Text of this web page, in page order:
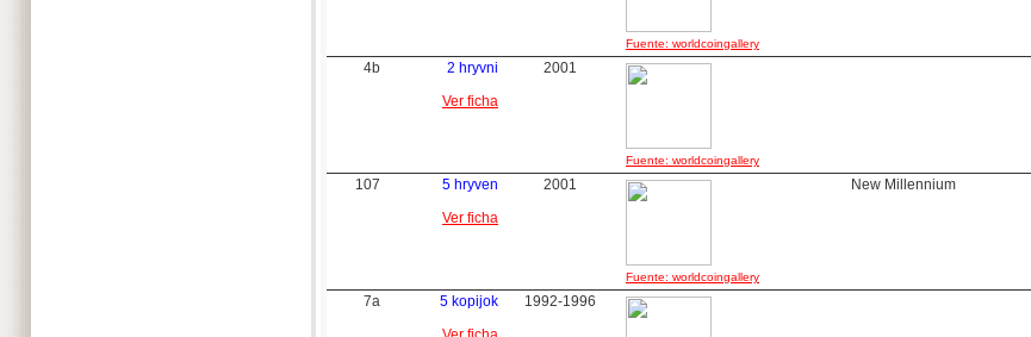
Fuente: worldcoingallery
4b
2 hryvni
Ver ficha
2001
Fuente: worldcoingallery
107
5 hryven
Ver ficha
2001
Fuente: worldcoingallery
New Millennium
7a
5 kopijok
1992-1996